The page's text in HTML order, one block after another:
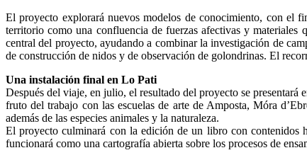
El proyecto explorará nuevos modelos de conocimiento, con el
territorio como una confluencia de fuerzas afectivas y
central del proyecto, ayudando a combinar la investigación de
de construcción de nidos y de observación de golondrinas. El
Una instalación final en Lo Pati
Después del viaje, en julio, el resultado del proyecto se
fruto del trabajo con las escuelas de arte de Amposta, Móra
además de las especies animales y la naturaleza.
El proyecto culminará con la edición de un libro con contenidos
funcionará como una cartografía abierta sobre los procesos de